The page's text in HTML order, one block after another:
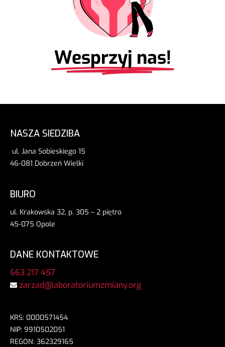
Wesprzyj nas!
NASZA SIEDZIBA
ul. Jana Sobieskiego 15
46-081 Dobrzeń Wielki
BIURO
ul. Krakowska 32, p. 305 – 2 piętro
45-075 Opole
DANE KONTAKTOWE
663 217 457
zarzad@laboratoriumzmiany.org
KRS: 0000571454
NIP: 9910502051
REGON: 362329165